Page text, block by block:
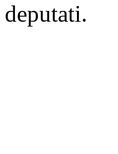
deputati.